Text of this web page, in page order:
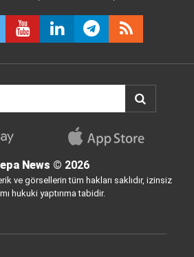
News © 2026
ve görsellerin tüm hakları saklıdır, izinsiz
hukuki yaptırıma tabidir.